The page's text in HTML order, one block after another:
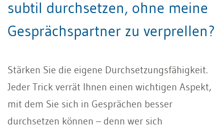
subtil durchsetzen, ohne meine
Gesprächspartner zu verprellen?
Stärken Sie die eigene Durchsetzungsfähigkeit.
Jeder Trick verrät Ihnen einen wichtigen Aspekt,
mit dem Sie sich in Gesprächen besser
durchsetzen können – denn wer sich